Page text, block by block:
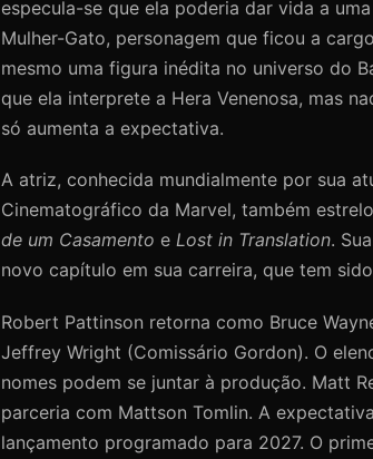
especula-se que ela poderia dar vida a
Mulher-Gato, personagem que ficou a
mesmo uma figura inédita no universo do
que ela interprete a Hera Venenosa, mas
só aumenta a expectativa.
A atriz, conhecida mundialmente por sua
Cinematográfico da Marvel, também
de um Casamento e Lost in Translation.
novo capítulo em sua carreira, que tem
Robert Pattinson retorna como Bruce
Jeffrey Wright (Comissário Gordon). O
nomes podem se juntar à produção. Matt
parceria com Mattson Tomlin. A
lançamento programado para 2027. O